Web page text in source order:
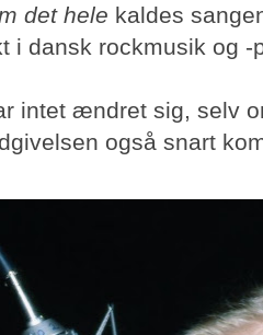
det hele kaldes
i dansk rockmusik og
intet ændret sig, selv
også snart